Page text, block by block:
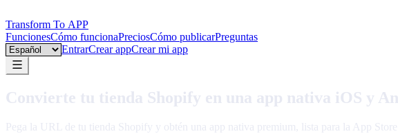
Transform To APP
FuncionesCómo funcionaPreciosCómo publicarPreguntas
Language
EntrarCrear appCrear mi app
Convierte tu tienda Shopify en una app nativa iOS y
Pega la URL de tu tienda Shopify y obtén una app nativa premium, lista para la App